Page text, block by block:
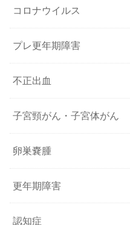
コロナウイルス
プレ更年期障害
不正出血
子宮頸がん・子宮体がん
卵巣嚢腫
更年期障害
認知症